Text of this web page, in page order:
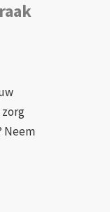
zorg
Neem